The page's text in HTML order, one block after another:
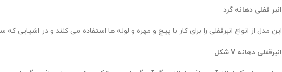
انبر قفلی دهانه گرد
این مدل از انواع انبرقفلی را برای کار با پیچ و مهره و لوله ها استفاده می کنند و در اشیایی
انبرقفلی دهانه V شکل